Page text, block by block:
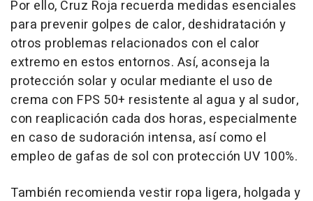
Por ello, Cruz Roja recuerda medidas esenciales
para prevenir golpes de calor, deshidratación y
otros problemas relacionados con el calor
extremo en estos entornos. Así, aconseja la
protección solar y ocular mediante el uso de
crema con FPS 50+ resistente al agua y al sudor,
con reaplicación cada dos horas, especialmente
en caso de sudoración intensa, así como el
empleo de gafas de sol con protección UV 100%.
También recomienda vestir ropa ligera, holgada y